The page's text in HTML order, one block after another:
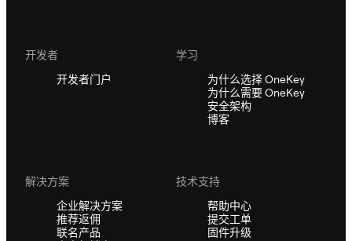
开发者
开发者门户
学习
为什么选择 OneKey
为什么需要 OneKey
安全架构
博客
解决方案
企业解决方案
推荐返佣
联名产品
技术支持
帮助中心
提交工单
固件升级